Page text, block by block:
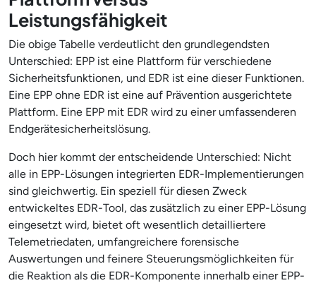
Leistungsfähigkeit
Die obige Tabelle verdeutlicht den grundlegendsten
Unterschied: EPP ist eine Plattform für verschiedene
Sicherheitsfunktionen, und EDR ist eine dieser Funktionen.
Eine EPP ohne EDR ist eine auf Prävention ausgerichtete
Plattform. Eine EPP mit EDR wird zu einer umfassenderen
Endgerätesicherheitslösung.
Doch hier kommt der entscheidende Unterschied: Nicht
alle in EPP-Lösungen integrierten EDR-Implementierungen
sind gleichwertig. Ein speziell für diesen Zweck
entwickeltes EDR-Tool, das zusätzlich zu einer EPP-Lösung
eingesetzt wird, bietet oft wesentlich detailliertere
Telemetriedaten, umfangreichere forensische
Auswertungen und feinere Steuerungsmöglichkeiten für
die Reaktion als die EDR-Komponente innerhalb einer EPP-